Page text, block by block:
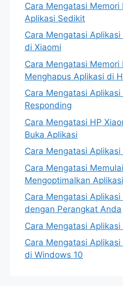
Cara Mengatasi Memori
Aplikasi Sedikit
Cara Mengatasi
di Xiaomi
Cara Mengatasi Memori
Menghapus Aplikasi di
Cara Mengatasi
Responding
Cara Mengatasi HP
Buka Aplikasi
Cara Mengatasi
Cara Mengatasi
Mengoptimalkan Aplikasi
Cara Mengatasi
dengan Perangkat Anda
Cara Mengatasi
Cara Mengatasi
di Windows 10